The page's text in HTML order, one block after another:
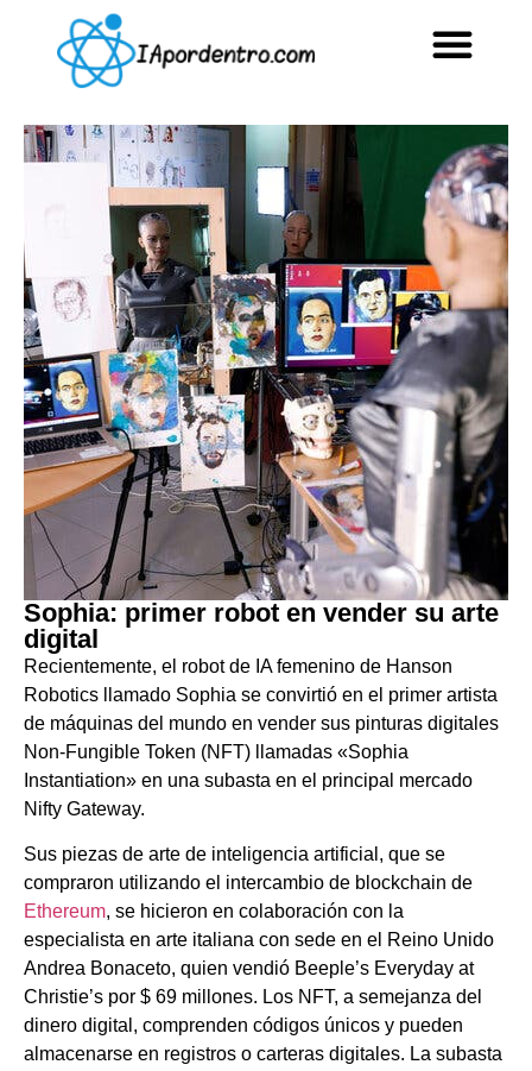
Sophia: primer robot en vender su arte
digital
Recientemente, el robot de IA femenino de Hanson
Robotics llamado Sophia se convirtió en el primer artista
de máquinas del mundo en vender sus pinturas digitales
Non-Fungible Token (NFT) llamadas «Sophia
Instantiation» en una subasta en el principal mercado
Nifty Gateway.
Sus piezas de arte de inteligencia artificial, que se
compraron utilizando el intercambio de blockchain de
Ethereum, se hicieron en colaboración con la
especialista en arte italiana con sede en el Reino Unido
Andrea Bonaceto, quien vendió Beeple’s Everyday at
Christie’s por $ 69 millones. Los NFT, a semejanza del
dinero digital, comprenden códigos únicos y pueden
almacenarse en registros o carteras digitales. La subasta